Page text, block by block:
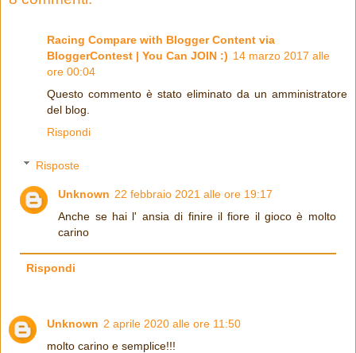
Racing Compare with Blogger Content via
BloggerContest | You Can JOIN :) 14 marzo 2017 alle
ore 00:04
Questo commento è stato eliminato da un amministratore
del blog.
Rispondi
Risposte
Unknown 22 febbraio 2021 alle ore 19:17
Anche se hai l' ansia di finire il fiore il gioco è molto
carino
Rispondi
Unknown 2 aprile 2020 alle ore 11:50
molto carino e semplice!!!